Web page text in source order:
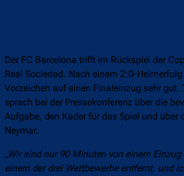
Der FC Barcelona trifft im Rückspiel der
Real Sociedad. Nach einem 2:0-
Vorzeichen auf einen Finaleinzug sehr gut.
sprach bei der Pressekonferenz über die
Aufgabe, den Kader für das Spiel und über
Neymar.
„Wir sind nur 90 Minuten von einem
einem der drei Wettbewerbe entfernt, und